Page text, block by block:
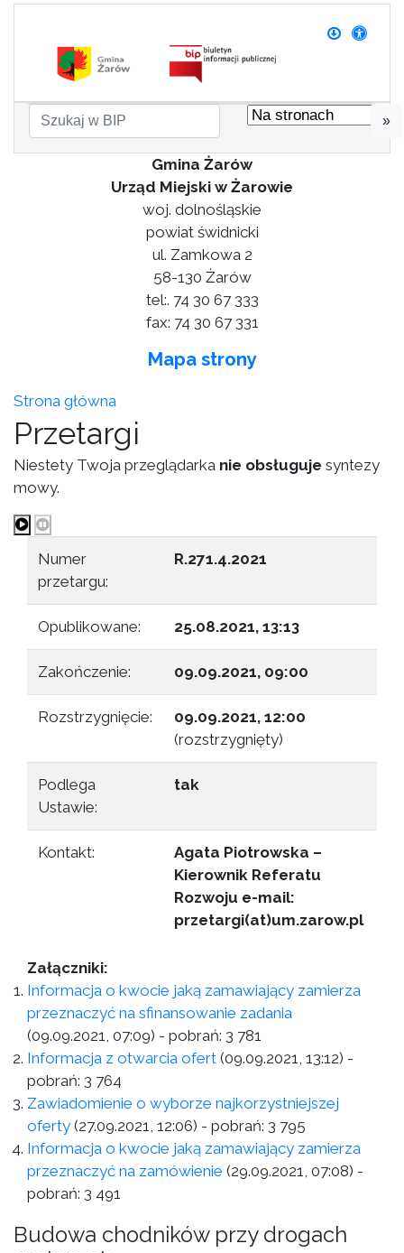
»
Gmina Żarów
Urząd Miejski w Żarowie
woj. dolnośląskie
powiat świdnicki
ul. Zamkowa 2
58-130 Żarów
tel:. 74 30 67 333
fax: 74 30 67 331
Mapa strony
Strona główna
Przetargi
Niestety Twoja przeglądarka nie obsługuje syntezy
mowy.
Numer
przetargu:
R.271.4.2021
Opublikowane: 25.08.2021, 13:13
Zakończenie: 09.09.2021, 09:00
Rozstrzygnięcie:
09.09.2021, 12:00
(rozstrzygnięty)
Podlega
Ustawie:
tak
Kontakt:
Agata Piotrowska –
Kierownik Referatu
Rozwoju e-mail:
przetargi(at)um.zarow.pl
Załączniki:
Informacja o kwocie jaką zamawiający zamierza
przeznaczyć na sfinansowanie zadania
(09.09.2021, 07:09) - pobrań: 3 781
Informacja z otwarcia ofert (09.09.2021, 13:12) -
pobrań: 3 764
Zawiadomienie o wyborze najkorzystniejszej
oferty (27.09.2021, 12:06) - pobrań: 3 795
Informacja o kwocie jaką zamawiający zamierza
przeznaczyć na zamówienie (29.09.2021, 07:08) -
pobrań: 3 491
Budowa chodników przy drogach